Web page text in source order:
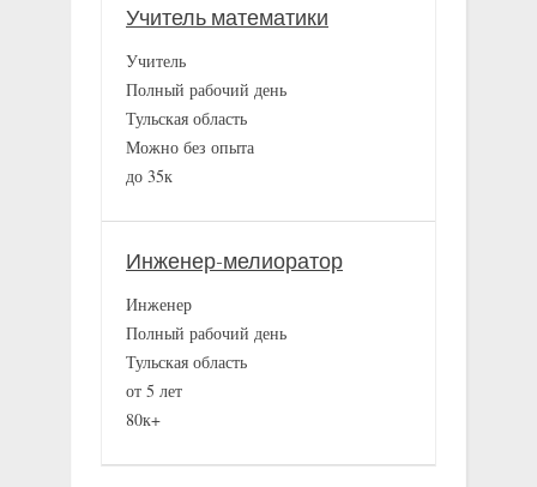
Учитель математики
Учитель
Полный рабочий день
Тульская область
Можно без опыта
до 35к
Инженер-мелиоратор
Инженер
Полный рабочий день
Тульская область
от 5 лет
80к+